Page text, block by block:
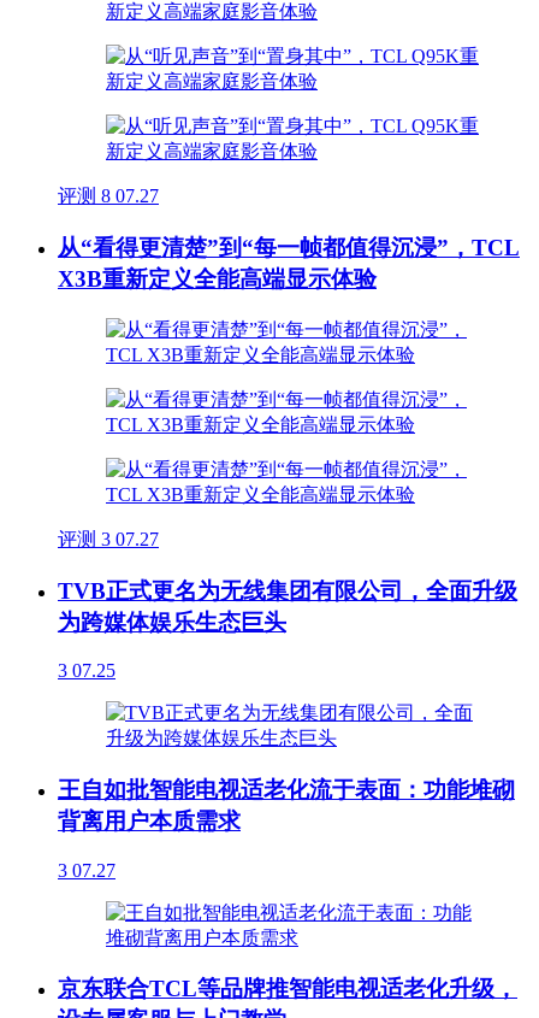
评测 8 07.27
从“看得更清楚”到“每一帧都值得沉浸”，TCL
X3B重新定义全能高端显示体验
评测 3 07.27
TVB正式更名为无线集团有限公司，全面升级
为跨媒体娱乐生态巨头
3 07.25
王自如批智能电视适老化流于表面：功能堆砌
背离用户本质需求
3 07.27
京东联合TCL等品牌推智能电视适老化升级，